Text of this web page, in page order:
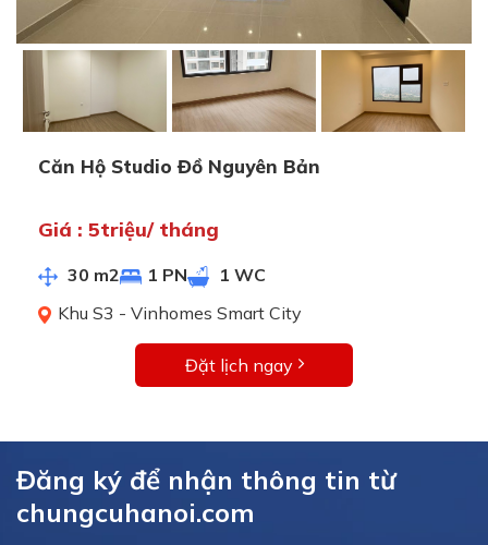
Căn Hộ Studio Đồ Nguyên Bản
Giá : 5triệu/ tháng
30 m2 1 PN
1 WC
Khu S3 - Vinhomes Smart City
Đặt lịch ngay
Đăng ký để nhận thông tin từ
chungcuhanoi.com